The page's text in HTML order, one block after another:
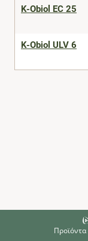
K-Obiol EC 25
K-Obiol ULV 6
Προϊόντα